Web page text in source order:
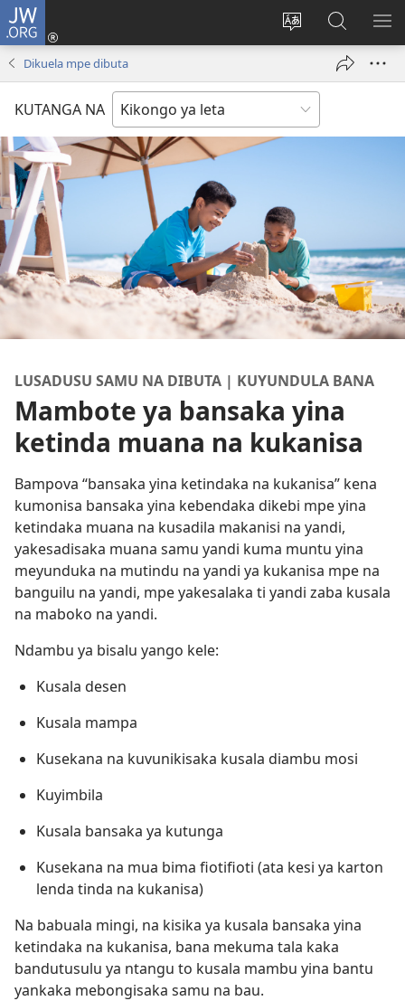
JW.ORG
Kusoba
site
Log
window)
Sosa
JW.ORG
Dikuela mpe dibuta
KUTANGA NA
LUSADUSU SAMU NA DIBUTA | KUYUNDULA BANA
Mambote ya bansaka yina
ketinda muana na kukanisa
Bampova “bansaka yina ketindaka na kukanisa” kena
kumonisa bansaka yina kebendaka dikebi mpe yina
ketindaka muana na kusadila makanisi na yandi,
yakesadisaka muana samu yandi kuma muntu yina
meyunduka na mutindu na yandi ya kukanisa mpe na
banguilu na yandi, mpe yakesalaka ti yandi zaba kusala
na maboko na yandi.
Ndambu ya bisalu yango kele:
Kusala desen
Kusala mampa
Kusekana na kuvunikisaka kusala diambu mosi
Kuyimbila
Kusala bansaka ya kutunga
Kusekana na mua bima fiotifioti (ata kesi ya karton
lenda tinda na kukanisa)
Na babuala mingi, na kisika ya kusala bansaka yina
ketindaka na kukanisa, bana mekuma tala kaka
bandutusulu ya ntangu to kusala mambu yina bantu
yankaka mebongisaka samu na bau.